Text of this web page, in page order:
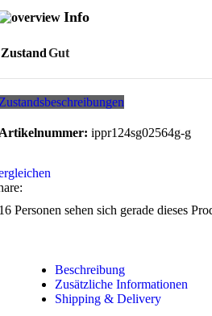
Info
ZustandGut
ippr124sg02564g-g
Personen sehen sich gerade dieses
Beschreibung
Zusätzliche Informationen
Shipping & Delivery